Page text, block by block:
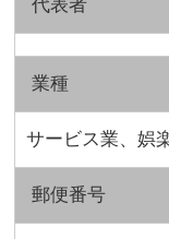
代表者
業種
サービス業、娯
郵便番号